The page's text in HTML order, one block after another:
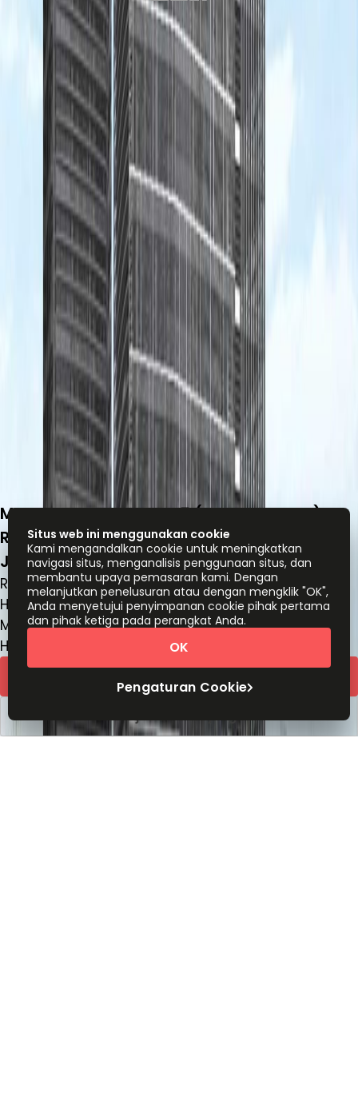
Mensana Tower Level 5 (Hotel Avenzel), Jl.
Raya Kranggan Pondok Gede,
Jatisampurna, 17435
Ruang kantor
Harga berdasarkan permintaan
Meja kerja bersama
Harga berdasarkan permintaan
Atur jadwal kunjungan
Situs web ini menggunakan cookie
Kami mengandalkan cookie untuk meningkatkan
navigasi situs, menganalisis penggunaan situs, dan
membantu upaya pemasaran kami. Dengan
melanjutkan penelusuran atau dengan mengklik "OK",
Anda menyetujui penyimpanan cookie pihak pertama
dan pihak ketiga pada perangkat Anda.
Pengaturan Cookie
OK